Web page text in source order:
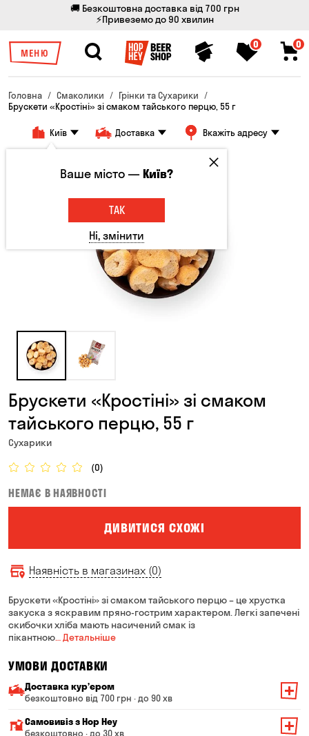
🚚 Безкоштовна доставка від 700 грн
⚡Привеземо до 90 хвилин
МЕНЮ
0 0
Головна Смаколики
Грінки та Сухарики
Брускети «Кростіні» зі смаком тайського перцю, 55 г
Київ Доставка Вкажіть адресу
Брускети «Кростіні» зі смаком
тайського перцю, 55 г
Сухарики
(0)
НЕМАЄ В НАЯВНОСТІ
ДИВИТИСЯ СХОЖІ
Наявність в магазинах (0)
Брускети «Кростіні» зі смаком тайського перцю – це хрустка
закуска з яскравим пряно-гострим характером. Легкі запечені
скибочки хліба мають насичений смак із
пікантною… Детальніше
УМОВИ ДОСТАВКИ
Доставка курʼєром
безкоштовно від 700 грн · до 90 хв
Мінімальна сума всього замовлення — 200 грн
Вартість доставки залежить від суми всього замовлення:
Самовивіз з Hop Hey
безкоштовно · до 30 хв
Ваше місто —Київ?
ТАК
Ні, змінити